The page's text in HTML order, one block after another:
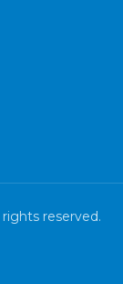
reserved.